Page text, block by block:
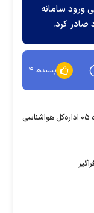
ورود سامانه
صادر کرد.
پسندها:۴
در هشدار سطح زرد شماره ۰۵ اداره‌کل هواشناسی